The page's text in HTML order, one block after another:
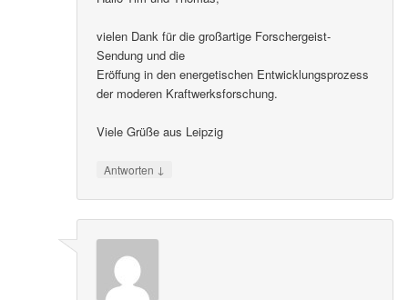
vielen Dank für die großartige Forschergeist-
Sendung und die
Eröffung in den energetischen Entwicklungsprozess
der moderen Kraftwerksforschung.
Viele Grüße aus Leipzig
Antworten ↓